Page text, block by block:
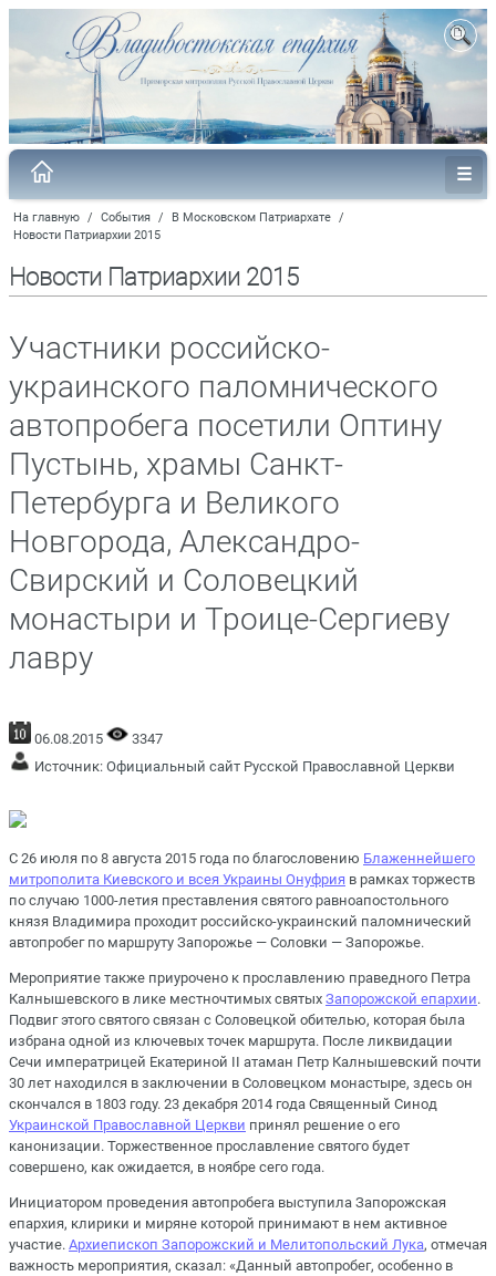
На главную / События / В Московском Патриархате /
Новости Патриархии 2015
Новости Патриархии 2015
Участники российско-
украинского паломнического
автопробега посетили Оптину
Пустынь, храмы Санкт-
Петербурга и Великого
Новгорода, Александро-
Свирский и Соловецкий
монастыри и Троице-Сергиеву
лавру
06.08.2015
3347
Источник: Официальный сайт Русской Православной Церкви
С 26 июля по 8 августа 2015 года по благословению Блаженнейшего
митрополита Киевского и всея Украины Онуфрия в рамках торжеств
по случаю 1000-летия преставления святого равноапостольного
князя Владимира проходит российско-украинский паломнический
автопробег по маршруту Запорожье — Соловки — Запорожье.
Мероприятие также приурочено к прославлению праведного Петра
Калнышевского в лике местночтимых святых Запорожской епархии.
Подвиг этого святого связан с Соловецкой обителью, которая была
избрана одной из ключевых точек маршрута. После ликвидации
Сечи императрицей Екатериной II атаман Петр Калнышевский почти
30 лет находился в заключении в Соловецком монастыре, здесь он
скончался в 1803 году. 23 декабря 2014 года Священный Синод
Украинской Православной Церкви принял решение о его
канонизации. Торжественное прославление святого будет
совершено, как ожидается, в ноябре сего года.
Инициатором проведения автопробега выступила Запорожская
епархия, клирики и миряне которой принимают в нем активное
участие. Архиепископ Запорожский и Мелитопольский Лука, отмечая
важность мероприятия, сказал: «Данный автопробег, особенно в